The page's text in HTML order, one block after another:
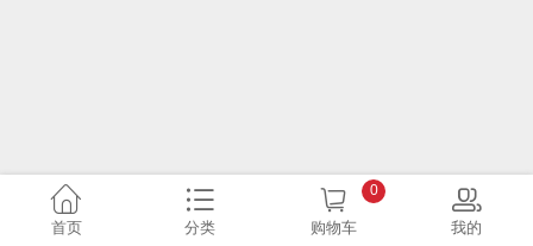
首页 分类 购物车
0
我的